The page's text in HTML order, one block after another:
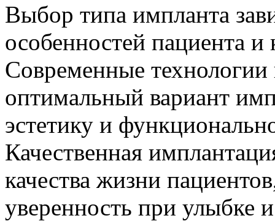
Выбор типа импланта
особенностей пациента
Современные технологии
оптимальный вариант
эстетику и
Качественная
качества жизни
уверенность при улыбке